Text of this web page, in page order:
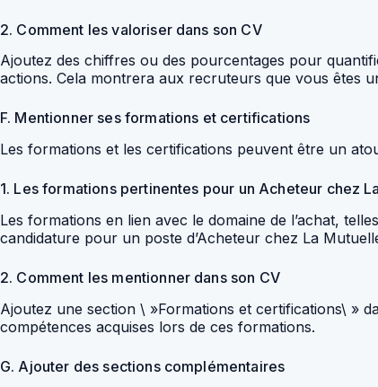
2. Comment les valoriser dans son CV
Ajoutez des chiffres ou des pourcentages pour
actions. Cela montrera aux recruteurs que vous êtes
F. Mentionner ses formations et certifications
Les formations et les certifications peuvent être un
1. Les formations pertinentes pour un Acheteur chez
Les formations en lien avec le domaine de l’achat,
candidature pour un poste d’Acheteur chez La
2. Comment les mentionner dans son CV
Ajoutez une section \ »Formations et certifications\ »
compétences acquises lors de ces formations.
G. Ajouter des sections complémentaires